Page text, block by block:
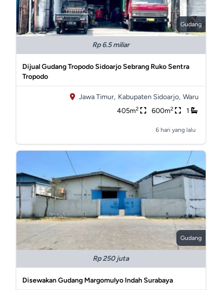
Gudang
Rp 6.5 miliar
Dijual Gudang Tropodo Sidoarjo Sebrang Ruko Sentra
Tropodo
Jawa Timur, Kabupaten Sidoarjo, Waru
405m2 600m2 1
6 hari yang lalu
Gudang
Rp 250 juta
Disewakan Gudang Margomulyo Indah Surabaya